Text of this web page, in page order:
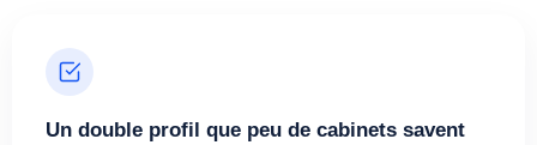
Un double profil que peu de cabinets savent